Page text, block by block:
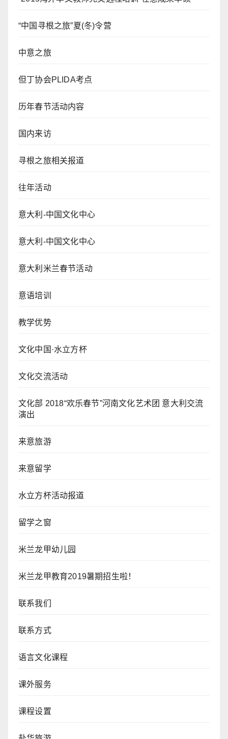
“中国寻根之旅”夏(冬)令营
中意之旅
但丁协会PLIDA考点
历年春节活动内容
国内来访
寻根之旅相关报道
往年活动
意大利-中国文化中心
意大利-中国文化中心
意大利米兰春节活动
意语培训
教学优势
文化中国·水立方杯
文化交流活动
文化部 2018“欢乐春节”河南文化艺术团 意大利交流
演出
来意旅游
来意留学
水立方杯活动报道
留学之窗
米兰龙甲幼儿园
米兰龙甲教育2019暑期招生啦！
联系我们
联系方式
语言文化课程
课外服务
课程设置